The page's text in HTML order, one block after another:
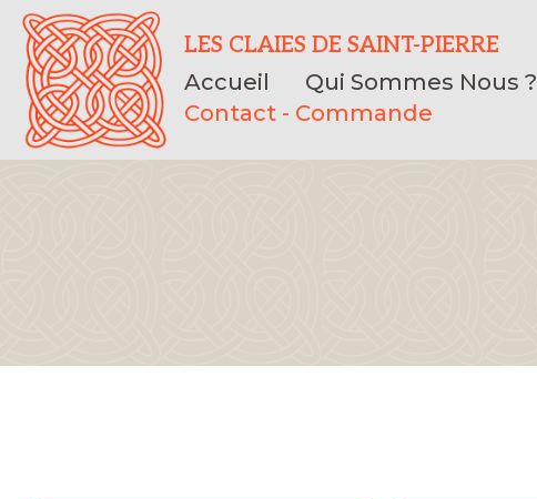
LES CLAIES DE SAINT-PIERRE
Accueil
Qui Sommes Nous ?
Contact - Commande